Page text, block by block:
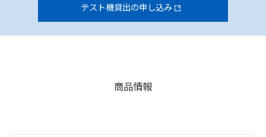
テスト機貸出の申し込み
商品情報